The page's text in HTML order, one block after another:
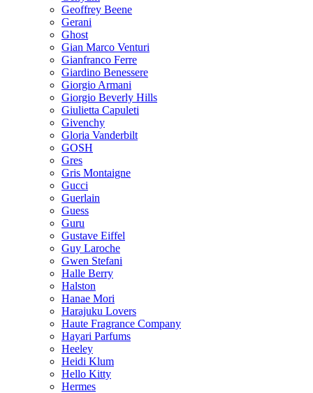
Geoffrey Beene
Gerani
Ghost
Gian Marco Venturi
Gianfranco Ferre
Giardino Benessere
Giorgio Armani
Giorgio Beverly Hills
Giulietta Capuleti
Givenchy
Gloria Vanderbilt
GOSH
Gres
Gris Montaigne
Gucci
Guerlain
Guess
Guru
Gustave Eiffel
Guy Laroche
Gwen Stefani
Halle Berry
Halston
Hanae Mori
Harajuku Lovers
Haute Fragrance Company
Hayari Parfums
Heeley
Heidi Klum
Hello Kitty
Hermes